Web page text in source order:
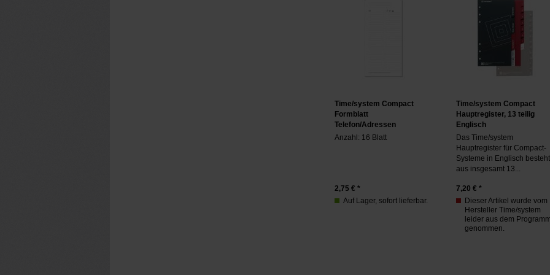
Time/system Compact
Formblatt
Telefon/Adressen
Anzahl: 16 Blatt
2,75 € *
Auf Lager, sofort lieferbar.
Time/system Compact
Hauptregister, 13 teilig
Englisch
Das Time/system
Hauptregister für Compact-
Systeme in Englisch besteht
aus insgesamt 13...
7,20 € *
Dieser Artikel wurde vom
Hersteller Time/system
leider aus dem
genommen.